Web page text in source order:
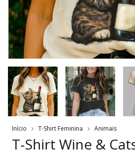
Início T-Shirt Feminina Animais
T-Shirt Wine &